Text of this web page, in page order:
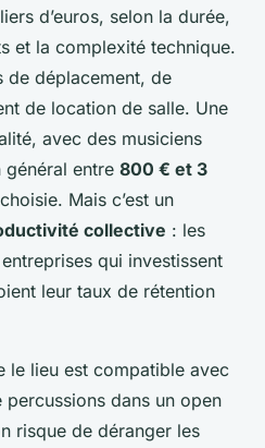
d’euros, selon la durée,
et la complexité technique.
de déplacement, de
de location de salle. Une
avec des musiciens
entre 800 € et 3
Mais c’est un
collective : les
qui investissent
leur taux de rétention
le lieu est compatible avec
percussions dans un open
risque de déranger les